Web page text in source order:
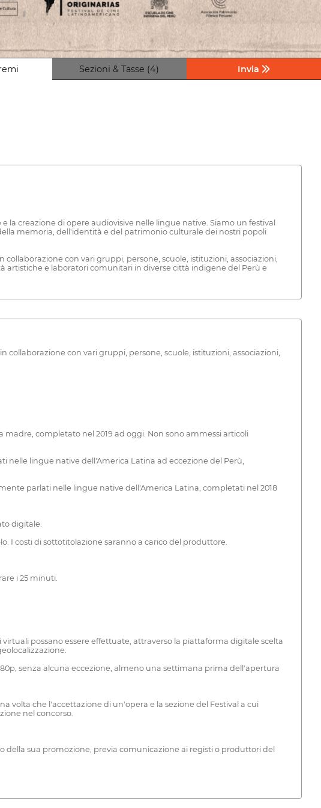
Sezioni & Tasse (4) Invia
la creazione di opere audiovisive nelle lingue native. Siamo un festival
memoria, dell'identità e del patrimonio culturale dei nostri popoli
collaborazione con vari gruppi, persone, scuole, istituzioni, associazioni,
e laboratori comunitari in diverse città indigene del Perù e
collaborazione con vari gruppi, persone, scuole, istituzioni, associazioni,
completato nel 2019 ad oggi. Non sono ammessi articoli
nelle lingue native dell'America Latina ad eccezione del Perù,
parlati nelle lingue native dell'America Latina, completati nel 2018
digitale.
I costi di sottotitolazione saranno a carico del produttore.
i 25 minuti.
possano essere effettuate, attraverso la piattaforma digitale scelta
senza alcuna eccezione, almeno una settimana prima dell'apertura
volta che l'accettazione di un'opera e la sezione del Festival a cui
nel concorso.
della sua promozione, previa comunicazione ai registi o produttori del